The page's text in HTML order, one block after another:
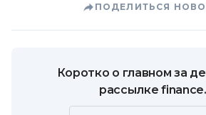
ПОДЕЛИТЬСЯ
Коротко о главном за
рассылке